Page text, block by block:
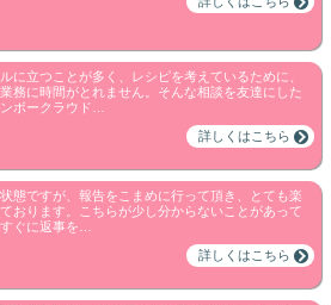
に立つことが多く、レシピを考えているために、
務に時間がとれません。そんな相談を友達にした
ボークラウド…
詳しくはこちら
態ですが、報告をこまめに行って頂き、とても楽
おります。こちらが少し分からないことがあって
ぐに返事を…
詳しくはこちら